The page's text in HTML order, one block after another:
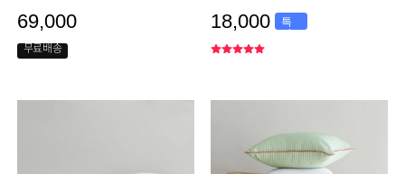
69,000
무료배송
쿠션커버 50x50
18,000
특
가